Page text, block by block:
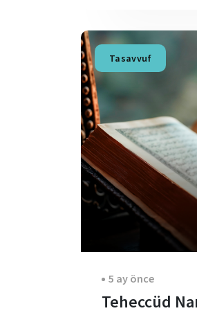
Tasavvuf
5 ay önce
Teheccüd